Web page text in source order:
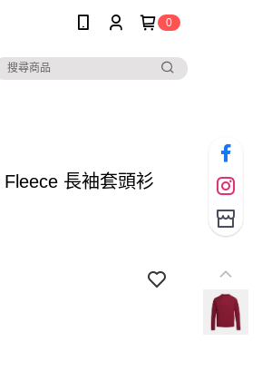
0
長袖套頭衫